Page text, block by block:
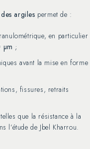
argiles permet de :
en particulier
µm ;
avant la mise en forme
fissures, retraits
que la résistance à la
l’étude de Jbel Kharrou.